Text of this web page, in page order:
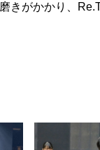
きがかかり、